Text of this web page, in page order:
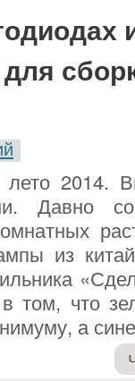
для
2014.
Давно
из
том, что
а